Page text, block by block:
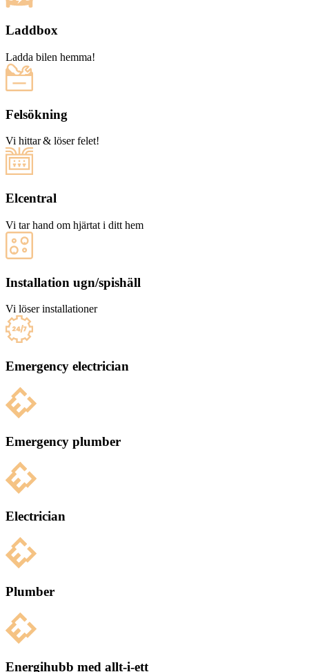
Laddbox
Ladda bilen hemma!
Felsökning
Vi hittar & löser felet!
Elcentral
Vi tar hand om hjärtat i ditt hem
Installation ugn/spishäll
Vi löser installationer
Emergency electrician
Emergency plumber
Electrician
Plumber
Energihubb med allt-i-ett